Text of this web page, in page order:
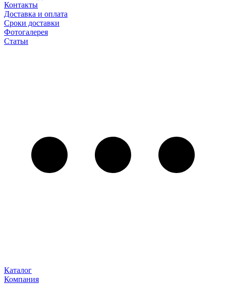
Контакты
Доставка и оплата
Сроки доставки
Фотогалерея
Статьи
Каталог
Компания